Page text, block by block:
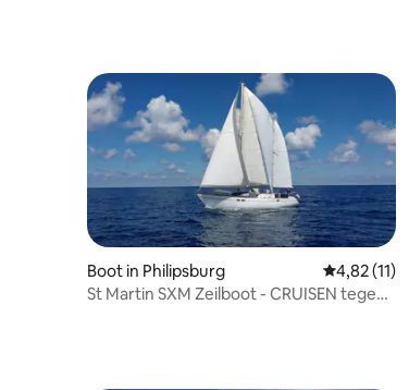
Boot in Philipsburg
4,82 (11)
St Martin SXM Zeilboot - CRUISEN tegen